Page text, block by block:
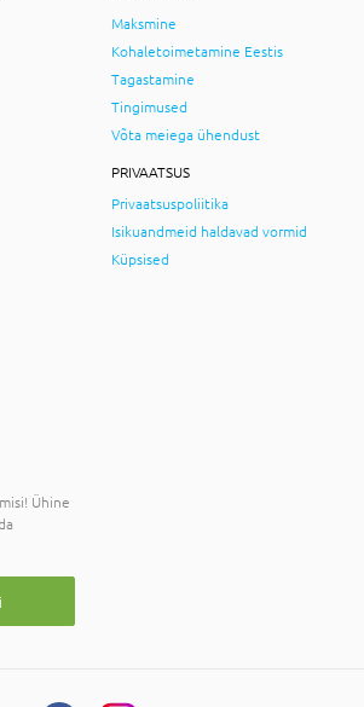
Maksmine
Kohaletoimetamine Eestis
Tagastamine
Tingimused
Võta meiega ühendust
PRIVAATSUS
Privaatsuspoliitika
Isikuandmeid haldavad vormid
Küpsised
Ühine